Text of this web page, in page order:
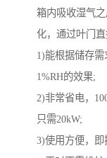
箱内吸收湿气
化，通过叶门直
1)能根据储存
1%RH的效果;
2)非常省电，
只需20kW;
3)使用方便，